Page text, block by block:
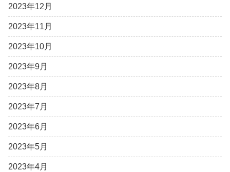
2023年12月
2023年11月
2023年10月
2023年9月
2023年8月
2023年7月
2023年6月
2023年5月
2023年4月